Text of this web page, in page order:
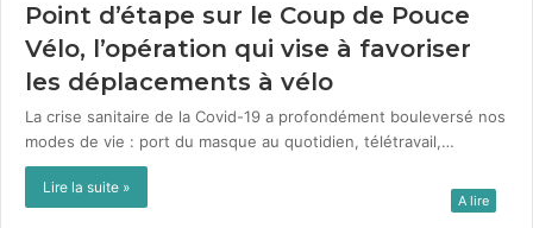
Point d’étape sur le Coup de Pouce
Vélo, l’opération qui vise à favoriser
les déplacements à vélo
La crise san­i­taire de la Covid-19 a pro­fondé­ment boulever­sé nos
modes de vie : port du masque au quo­ti­di­en, télé­tra­vail,…
Lire la suite »
A lire